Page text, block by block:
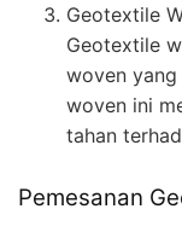
Geotextile
Geotextile
woven
woven ini
tahan
Pemesanan